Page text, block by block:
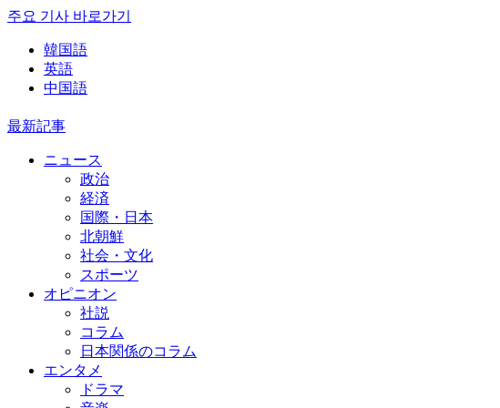
주요 기사 바로가기
韓国語
英語
中国語
最新記事
ニュース
政治
経済
国際・日本
北朝鮮
社会・文化
スポーツ
オピニオン
社説
コラム
日本関係のコラム
エンタメ
ドラマ